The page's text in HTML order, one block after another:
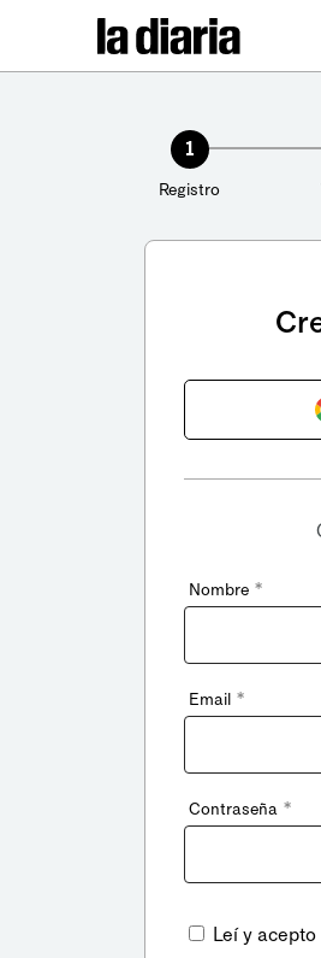
1
Registro
Nombre *
Email *
Contraseña *
Leí y acepto